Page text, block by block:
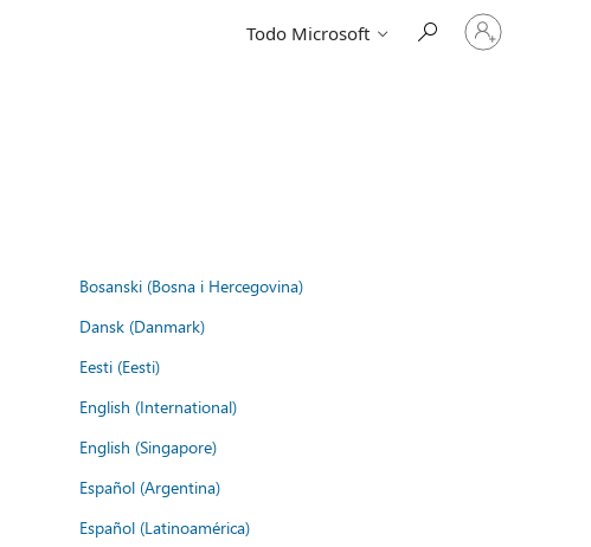
Todo Microsoft
Iniciar
sesión
Bosanski (Bosna i Hercegovina)
Dansk (Danmark)
Eesti (Eesti)
English (International)
English (Singapore)
Español (Argentina)
Español (Latinoamérica)